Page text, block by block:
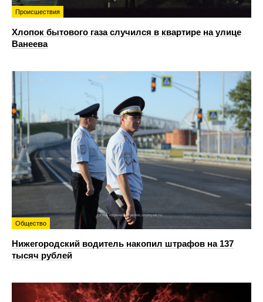
Происшествия
Хлопок бытового газа случился в квартире на улице
Ванеева
Общество
Нижегородский водитель накопил штрафов на 137
тысяч рублей